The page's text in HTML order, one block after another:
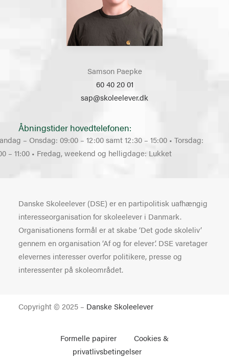
Samson Paepke
60 40 20 01
sap@skoleelever.dk
Åbningstider hovedtelefonen:
– Onsdag: 09:00 – 12:00 samt 12:30 – 15:00 • Torsdag:
– 11:00 • Fredag, weekend og helligdage: Lukket
Danske Skoleelever (DSE) er en partipolitisk uafhængig
interesseorganisation for skoleelever i Danmark.
Organisationens formål er at skabe ‘Det gode skoleliv’
gennem en organisation ‘Af og for elever’. DSE varetager
elevernes interesser overfor politikere, presse og
interessenter på skoleområdet.
Copyright © 2025 – Danske Skoleelever
Formelle papirer
Cookies &
privatlivsbetingelser